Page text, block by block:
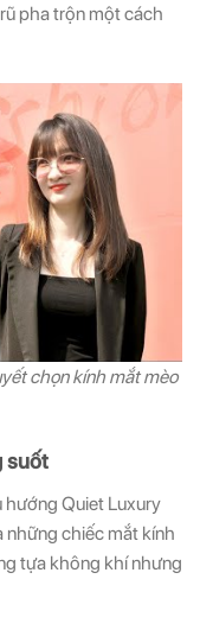
pha trộn một cách
chọn kính mắt mèo
suốt
hướng Quiet Luxury
những chiếc mắt kính
tựa không khí nhưng